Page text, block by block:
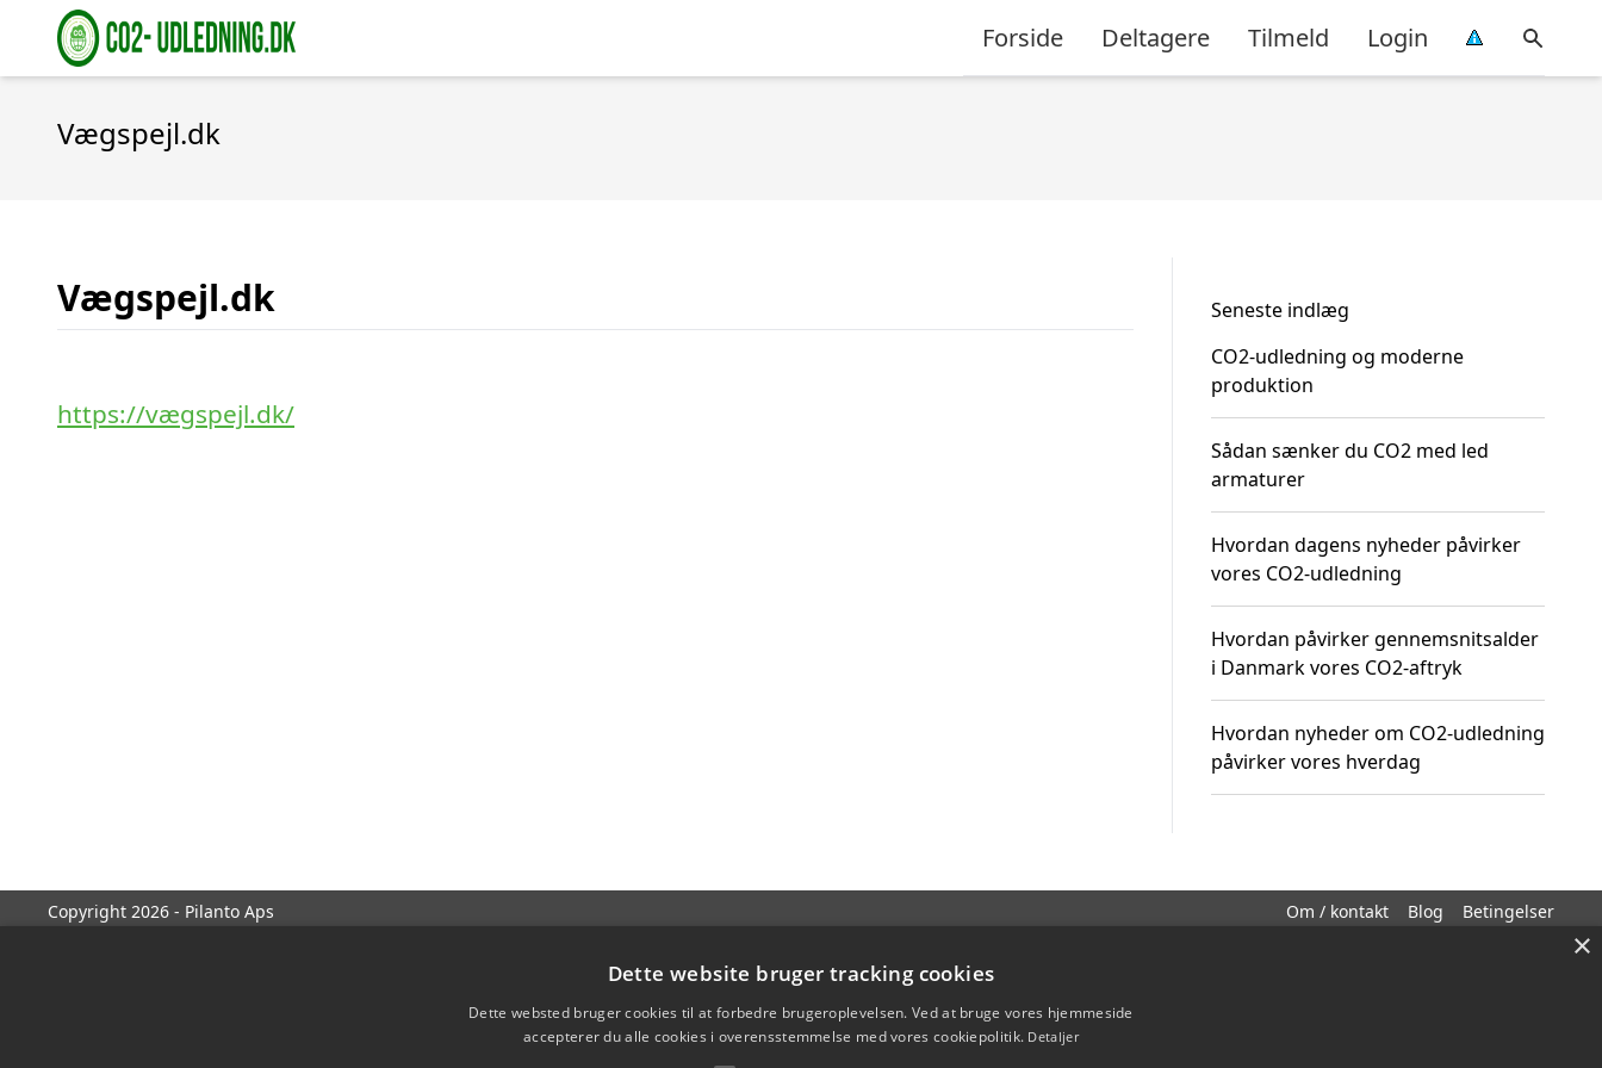
Forside Deltagere Tilmeld Login
Vægspejl.dk
Vægspejl.dk
https://vægspejl.dk/
Seneste indlæg
CO2-udledning og moderne
produktion
Sådan sænker du CO2 med led
armaturer
Hvordan dagens nyheder påvirker
vores CO2-udledning
Hvordan påvirker gennemsnitsalder
i Danmark vores CO2-aftryk
Hvordan nyheder om CO2-udledning
påvirker vores hverdag
Copyright 2026 - Pilanto Aps Om / kontakt Blog Betingelser
×
Dette website bruger tracking cookies
Dette websted bruger cookies til at forbedre brugeroplevelsen. Ved at bruge vores hjemmeside
accepterer du alle cookies i overensstemmelse med vores cookiepolitik. Detaljer